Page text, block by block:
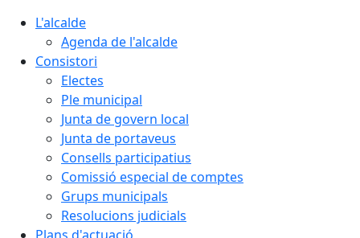
L'alcalde
Agenda de l'alcalde
Consistori
Electes
Ple municipal
Junta de govern local
Junta de portaveus
Consells participatius
Comissió especial de comptes
Grups municipals
Resolucions judicials